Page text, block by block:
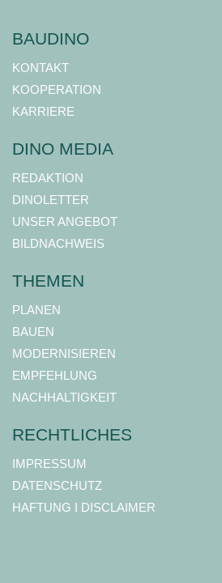
BAUDINO
KONTAKT
KOOPERATION
KARRIERE
DINO MEDIA
REDAKTION
DINOLETTER
UNSER ANGEBOT
BILDNACHWEIS
THEMEN
PLANEN
BAUEN
MODERNISIEREN
EMPFEHLUNG
NACHHALTIGKEIT
RECHTLICHES
IMPRESSUM
DATENSCHUTZ
HAFTUNG I DISCLAIMER